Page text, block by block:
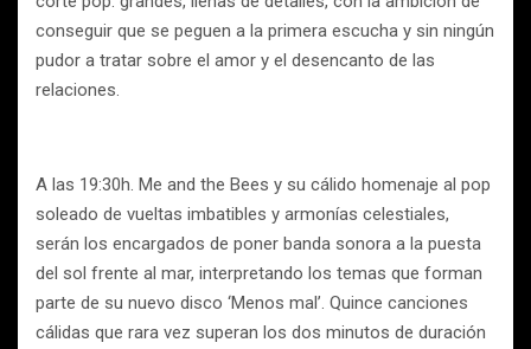
conseguir que se peguen a la primera escucha y sin ningún
pudor a tratar sobre el amor y el desencanto de las
relaciones.
A las 19:30h. Me and the Bees y su cálido homenaje al pop
soleado de vueltas imbatibles y armonías celestiales,
serán los encargados de poner banda sonora a la puesta
del sol frente al mar, interpretando los temas que forman
parte de su nuevo disco ‘Menos mal’. Quince canciones
cálidas que rara vez superan los dos minutos de duración